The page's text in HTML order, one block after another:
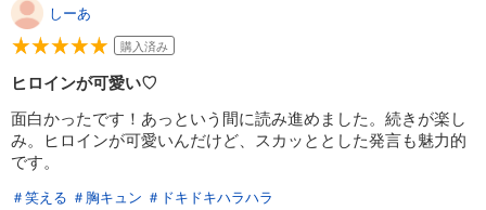
しーあ
購入済み
ヒロインが可愛い♡
面白かったです！あっという間に読み進めました。続きが楽し
み。ヒロインが可愛いんだけど、スカッととした発言も魅力的
です。
＃笑える ＃胸キュン ＃ドキドキハラハラ